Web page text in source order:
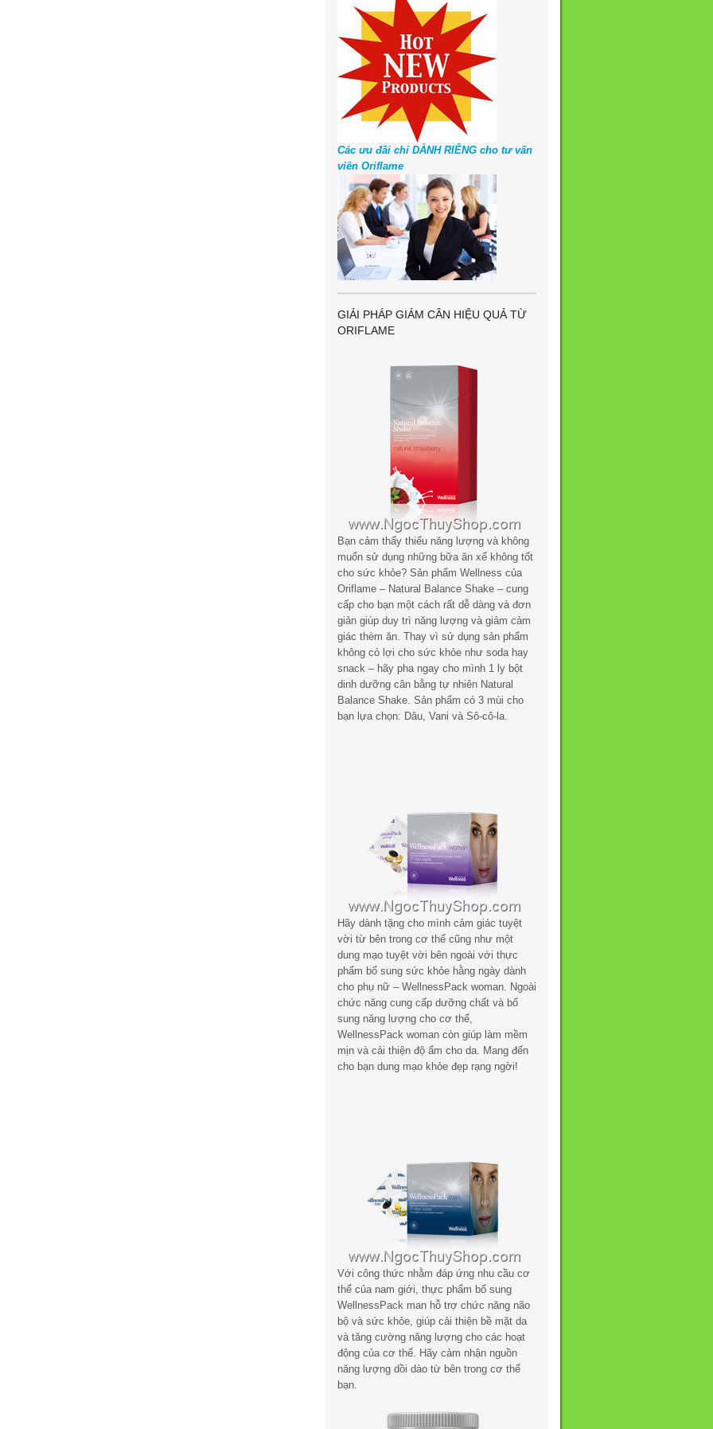
Các ưu đãi chỉ DÀNH RIÊNG cho tư vấn
viên Oriflame
GIẢI PHÁP GIẢM CÂN HIỆU QUẢ TỪ
ORIFLAME
Bạn cảm thấy thiếu năng lượng và không
muốn sử dụng những bữa ăn xế không tốt
cho sức khỏe? Sản phẩm Wellness của
Oriflame – Natural Balance Shake – cung
cấp cho bạn một cách rất dễ dàng và đơn
giản giúp duy trì năng lượng và giảm cảm
giác thèm ăn. Thay vì sử dụng sản phẩm
không có lợi cho sức khỏe như soda hay
snack – hãy pha ngay cho mình 1 ly bột
dinh dưỡng cân bằng tự nhiên Natural
Balance Shake. Sản phẩm có 3 mùi cho
bạn lựa chọn: Dâu, Vani và Sô-cô-la.
Hãy dành tặng cho mình cảm giác tuyệt
vời từ bên trong cơ thể cũng như một
dung mạo tuyệt vời bên ngoài với thực
phẩm bổ sung sức khỏe hằng ngày dành
cho phụ nữ – WellnessPack woman. Ngoài
chức năng cung cấp dưỡng chất và bổ
sung năng lượng cho cơ thể,
WellnessPack woman còn giúp làm mềm
mịn và cải thiện độ ẩm cho da. Mang đến
cho bạn dung mạo khỏe đẹp rạng ngời!
Với công thức nhằm đáp ứng nhu cầu cơ
thể của nam giới, thực phẩm bổ sung
WellnessPack man hỗ trợ chức năng não
bộ và sức khỏe, giúp cải thiện bề mặt da
và tăng cường năng lượng cho các hoạt
động của cơ thể. Hãy cảm nhận nguồn
năng lượng dồi dào từ bên trong cơ thể
bạn.